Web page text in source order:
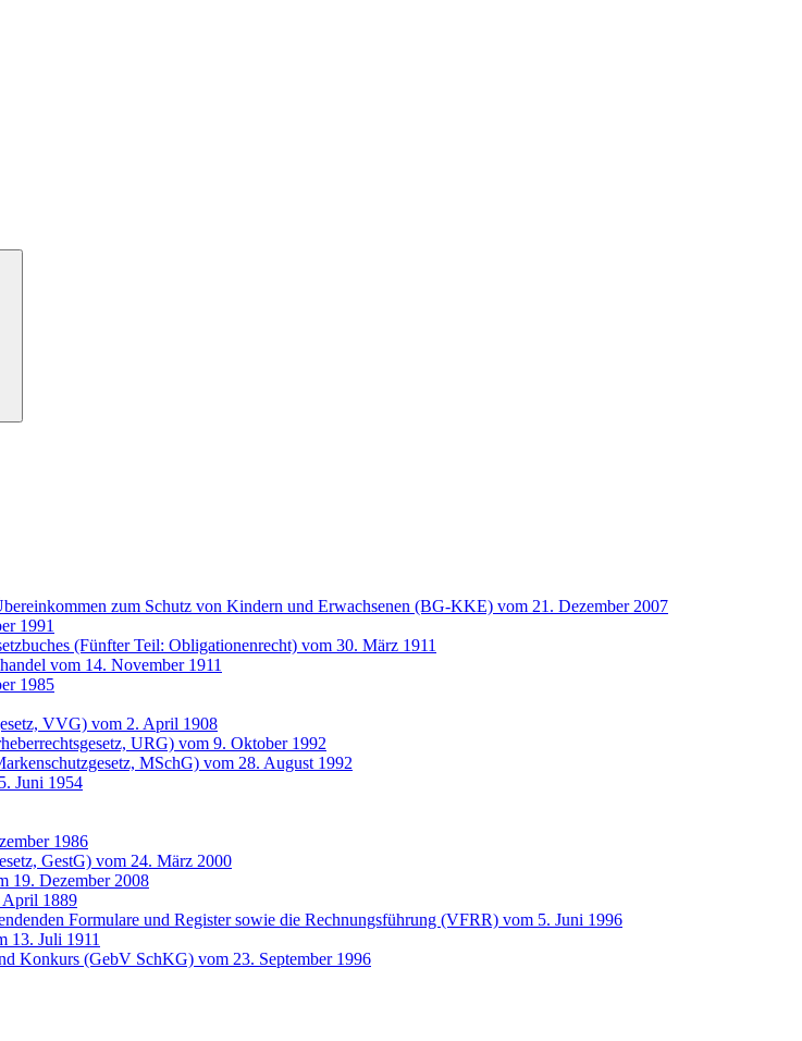
zum Schutz von Kindern und Erwachsenen (BG-KKE) vom 21. Dezember 2007
1991
(Fünfter Teil: Obligationenrecht) vom 30. März 1911
vom 14. November 1911
1985
VVG) vom 2. April 1908
URG) vom 9. Oktober 1992
MSchG) vom 28. August 1992
Juni 1954
1986
GestG) vom 24. März 2000
19. Dezember 2008
April 1889
Formulare und Register sowie die Rechnungsführung (VFRR) vom 5. Juni 1996
13. Juli 1911
Konkurs (GebV SchKG) vom 23. September 1996